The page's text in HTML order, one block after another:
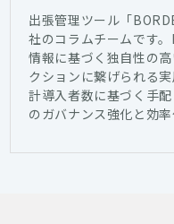
出張管理ツール「
社のコラムチームです
情報に基づく独自性の
クションに繋げられる
計導入者数に基づく手
のガバナンス強化と効率